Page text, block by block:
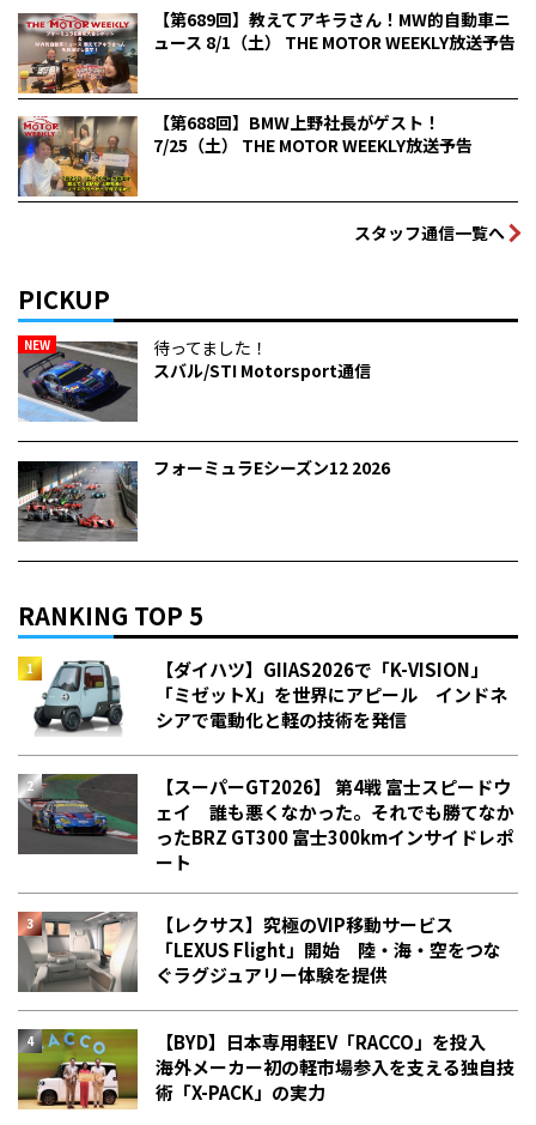
【第689回】教えてアキラさん！MW的自動車ニ
ュース 8/1（土） THE MOTOR WEEKLY放送予告
【第688回】BMW上野社長がゲスト！
7/25（土） THE MOTOR WEEKLY放送予告
スタッフ通信一覧へ
PICKUP
NEW
待ってました！
スバル/STI Motorsport通信
フォーミュラEシーズン12 2026
RANKING TOP 5
【ダイハツ】GIIAS2026で「K-VISION」
「ミゼットX」を世界にアピール インドネ
シアで電動化と軽の技術を発信
【スーパーGT2026】 第4戦 富士スピードウ
ェイ 誰も悪くなかった。それでも勝てなか
った――BRZ GT300 富士300kmインサイドレポ
ート
【レクサス】究極のVIP移動サービス
「LEXUS Flight」開始 陸・海・空をつな
ぐラグジュアリー体験を提供
【BYD】日本専用軽EV「RACCO」を投入
海外メーカー初の軽市場参入を支える独自技
術「X-PACK」の実力